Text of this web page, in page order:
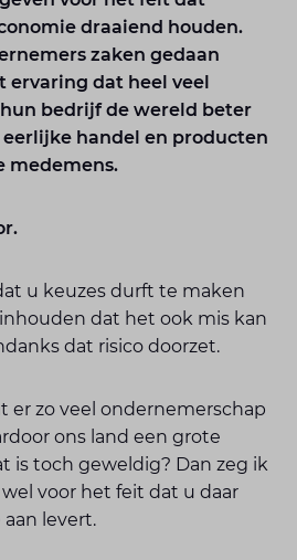
draaiend houden.
zaken gedaan
ervaring dat heel veel
bedrijf de wereld beter
handel en producten
medemens.
u keuzes durft te maken
dat het ook mis kan
dat risico doorzet.
er zo veel ondernemerschap
ons land een grote
is toch geweldig? Dan zeg ik
wel voor het feit dat u daar
levert.